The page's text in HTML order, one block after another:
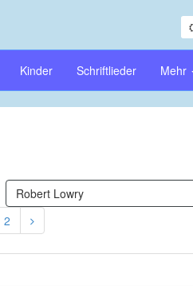
Kinder Schriftlieder Mehr
2